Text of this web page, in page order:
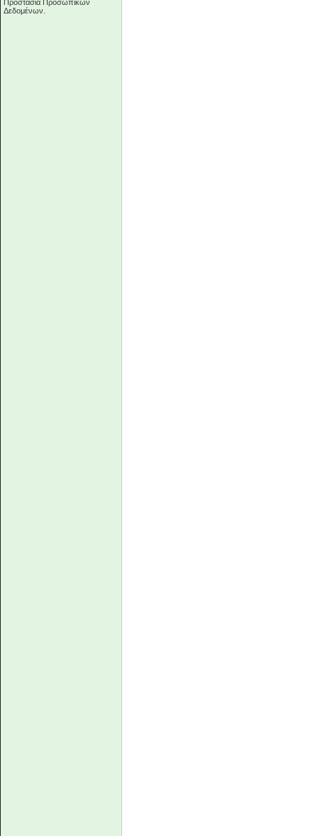
Προστασία Προσωπικών
Δεδομένων.